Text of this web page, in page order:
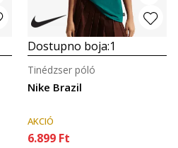
Dostupno boja:1
Nike Brazil
Tinédzser póló
AKCIÓ
6.899 Ft